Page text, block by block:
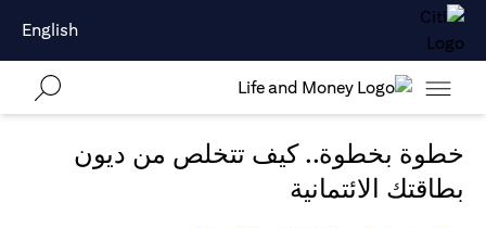
English
خطوة بخطوة.. كيف تتخلص من ديون
بطاقتك الائتمانية